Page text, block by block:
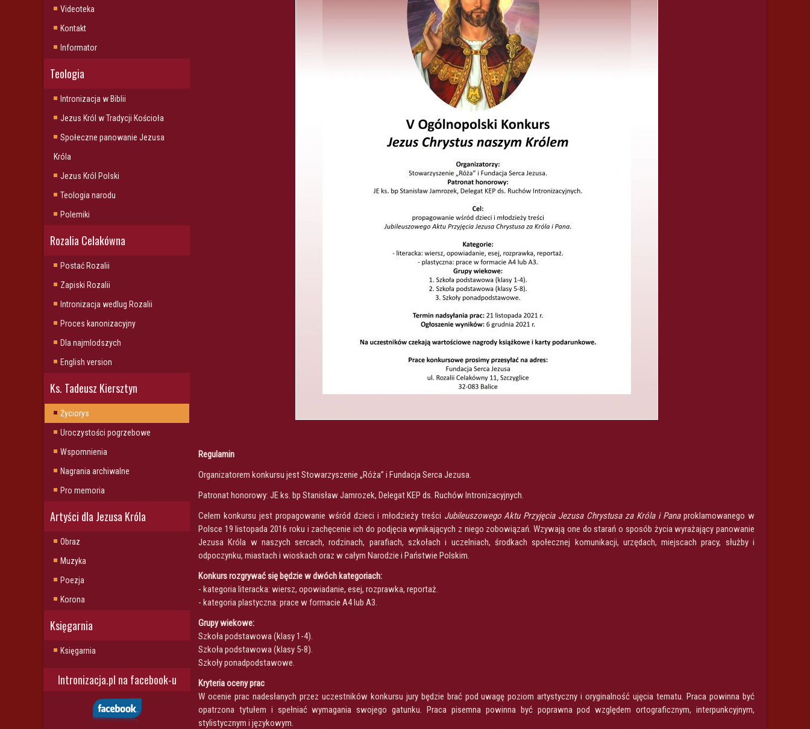
Videoteka
Kontakt
Informator
Teologia
Intronizacja w Biblii
Jezus Król w Tradycji Kościoła
Społeczne panowanie Jezusa
Króla
Jezus Król Polski
Teologia narodu
Polemiki
Rozalia Celakówna
Postać Rozalii
Zapiski Rozalii
Intronizacja wedlug Rozalii
Proces kanonizacyjny
Dla najmlodszych
English version
Ks. Tadeusz Kiersztyn
Życiorys
Uroczystości pogrzebowe
Wspomnienia
Nagrania archiwalne
Pro memoria
Artyści dla Jezusa Króla
Obraz
Muzyka
Poezja
Korona
Księgarnia
Księgarnia
Intronizacja.pl na facebook-u
Regulamin
Organizatorem konkursu jest Stowarzyszenie „Róża” i Fundacja Serca Jezusa.
Patronat honorowy: JE ks. bp Stanisław Jamrozek, Delegat KEP ds. Ruchów Intronizacyjnych.
Celem konkursu jest propagowanie wśród dzieci i młodzieży treści Jubileuszowego Aktu Przyjęcia Jezusa Chrystusa za Króla i Panaproklamowanego w
Polsce 19 listopada 2016 roku i zachęcenie ich do podjęcia wynikających z niego zobowiązań. Wzywają one do starań o sposób życia wyrażający panowanie
Jezusa Króla w naszych sercach, rodzinach, parafiach, szkołach i uczelniach, środkach społecznej komunikacji, urzędach, miejscach pracy, służby i
odpoczynku, miastach i wioskach oraz w całym Narodzie i Państwie Polskim.
Konkurs rozgrywać się będzie w dwóch kategoriach:
- kategoria literacka: wiersz, opowiadanie, esej, rozprawka, reportaż.
- kategoria plastyczna: prace w formacie A4 lub A3.
Grupy wiekowe:
Szkoła podstawowa (klasy 1-4).
Szkoła podstawowa (klasy 5-8).
Szkoły ponadpodstawowe.
Kryteria oceny prac
W ocenie prac nadesłanych przez uczestników konkursu jury będzie brać pod uwagę poziom artystyczny i oryginalność ujęcia tematu. Praca powinna być
opatrzona tytułem i spełniać wymagania swojego gatunku. Praca pisemna powinna być poprawna pod względem ortograficznym, interpunkcyjnym,
stylistycznym i językowym.